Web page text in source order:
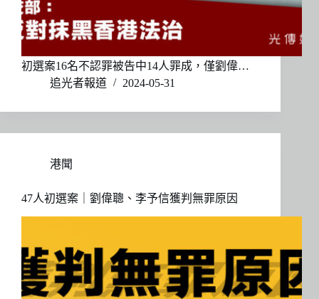
初選案16名不認罪被告中14人罪成，僅劉偉…
追光者報道
2024-05-31
港聞
47人初選案｜劉偉聰、李予信獲判無罪原因